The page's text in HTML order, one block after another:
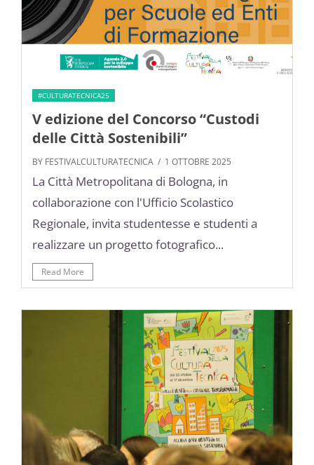
#CULTURATECNICA25
V edizione del Concorso “Custodi
delle Città Sostenibili”
BY FESTIVALCULTURATECNICA / 1 OTTOBRE 2025
La Città Metropolitana di Bologna, in
collaborazione con l'Ufficio Scolastico
Regionale, invita studentesse e studenti a
realizzare un progetto fotografico...
Read More